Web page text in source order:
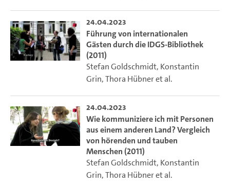
24.04.2023
Führung von internationalen
Gästen durch die IDGS-Bibliothek
(2011)
Stefan Goldschmidt, Konstantin
Grin,Thora Hübneret al.
24.04.2023
Wie kommuniziere ich mit Personen
aus einem anderen Land? Vergleich
von hörenden und tauben
Menschen (2011)
Stefan Goldschmidt, Konstantin
Grin,Thora Hübneret al.